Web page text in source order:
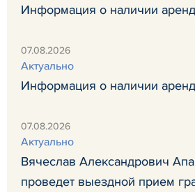
Информация о наличии
07.08.2026
Актуально
Информация о наличии
07.08.2026
Актуально
Вячеслав Александрович
проведет выездной прием